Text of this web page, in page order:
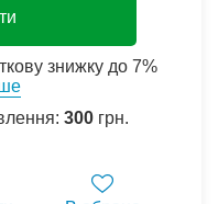
знижку до 7%
300 грн.